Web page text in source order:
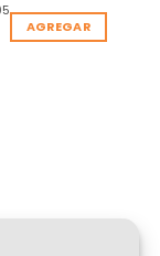
AGREGAR